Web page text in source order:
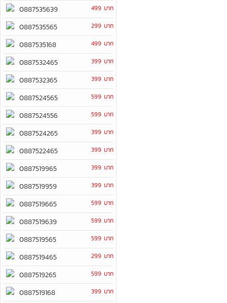
0887535639 499 บาท
0887535565 299 บาท
0887535168 499 บาท
0887532465 399 บาท
0887532365 399 บาท
0887524565 599 บาท
0887524556 599 บาท
0887524265 399 บาท
0887522465 399 บาท
0887519965 399 บาท
0887519959 399 บาท
0887519665 599 บาท
0887519639 599 บาท
0887519565 599 บาท
0887519465 299 บาท
0887519265 599 บาท
0887519168 399 บาท